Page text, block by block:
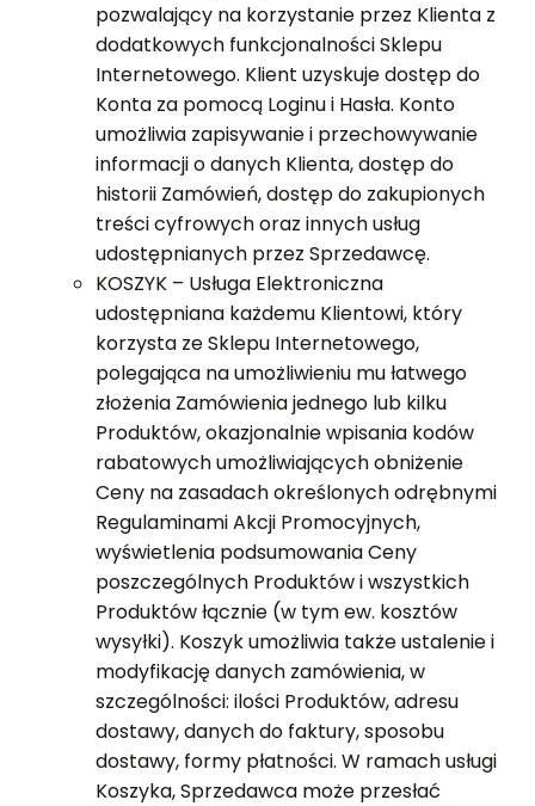
pozwalający na korzystanie przez Klienta z
dodatkowych funkcjonalności Sklepu
Internetowego. Klient uzyskuje dostęp do
Konta za pomocą Loginu i Hasła. Konto
umożliwia zapisywanie i przechowywanie
informacji o danych Klienta, dostęp do
historii Zamówień, dostęp do zakupionych
treści cyfrowych oraz innych usług
udostępnianych przez Sprzedawcę.
KOSZYK – Usługa Elektroniczna
udostępniana każdemu Klientowi, który
korzysta ze Sklepu Internetowego,
polegająca na umożliwieniu mu łatwego
złożenia Zamówienia jednego lub kilku
Produktów, okazjonalnie wpisania kodów
rabatowych umożliwiających obniżenie
Ceny na zasadach określonych odrębnymi
Regulaminami Akcji Promocyjnych,
wyświetlenia podsumowania Ceny
poszczególnych Produktów i wszystkich
Produktów łącznie (w tym ew. kosztów
wysyłki). Koszyk umożliwia także ustalenie i
modyfikację danych zamówienia, w
szczególności: ilości Produktów, adresu
dostawy, danych do faktury, sposobu
dostawy, formy płatności. W ramach usługi
Koszyka, Sprzedawca może przesłać